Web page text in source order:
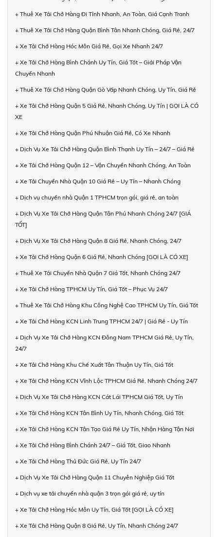
+ Thuê Xe Tải Chở Hàng Đi Tỉnh Nhanh, An Toàn, Giá Cạnh Tranh
+ Thuê Xe Tải Chở Hàng Quận Bình Tân Nhanh Chóng, Giá Rẻ, 24/7
+ Xe Tải Chở Hàng Hóc Môn Giá Rẻ, Gọi Xe Nhanh 24/7
+ Xe Tải Chở Hàng Bình Chánh Uy Tín, Giá Tốt – Giải Pháp Vận
Chuyển Nhanh
+ Thuê Xe Tải Chở Hàng Quận Gò Vấp Nhanh Chóng, Uy Tín, Giá Rẻ
+ Xe Tải Chở Hàng Quận 5 Giá Rẻ, Nhanh Chóng, Uy Tín | GỌI LÀ CÓ
XE
+ Xe Tải Chở Hàng Quận Phú Nhuận Giá Rẻ, Có Xe Nhanh
+ Dịch Vụ Xe Tải Chở Hàng Quận Bình Thạnh Uy Tín – 24/7 – Giá Rẻ
+ Xe Tải Chở Hàng Quận 12 – Vận Chuyển Nhanh Chóng, An Toàn
+ Xe Tải Chuyển Nhà Quận 10 Giá Rẻ – Uy Tín – Nhanh Chóng
+ Dịch vụ chuyển nhà Quận 1 TPHCM trọn gói, giá rẻ, an toàn
+ Dịch Vụ Xe Tải Chở Hàng Quận Tân Phú Nhanh Chóng 24/7 [GIÁ
TỐT]
+ Dịch Vụ Xe Tải Chở Hàng Quận 8 Giá Rẻ, Nhanh Chóng, 24/7
+ Xe Tải Chở Hàng Quận 6 Giá Rẻ, Nhanh Chóng [GỌI LÀ CÓ XE]
+ Thuê Xe Tải Chuyển Nhà Quận 7 Giá Tốt, Nhanh Chóng 24/7
+ Xe Tải Chở Hàng TPHCM Uy Tín, Giá Tốt – Phục Vụ 24/7
+ Thuê Xe Tải Chở Hàng Khu Công Nghệ Cao TPHCM Uy Tín, Giá Tốt
+ Xe Tải Chở Hàng KCN Linh Trung TPHCM 24/7 | Giá Rẻ - Uy Tín
+ Dịch Vụ Xe Tải Chở Hàng KCN Đông Nam TPHCM Giá Rẻ, Uy Tín,
24/7
+ Xe Tải Chở Hàng Khu Chế Xuất Tân Thuận Uy Tín, Giá Tốt
+ Xe Tải Chở Hàng KCN Vĩnh Lộc TPHCM Giá Rẻ, Nhanh Chóng 24/7
+ Dịch Vụ Xe Tải Chở Hàng KCN Cát Lái TPHCM Giá Tốt, Uy Tín
+ Xe Tải Chở Hàng KCN Tân Bình Uy Tín, Nhanh Chóng, Giá Tốt
+ Xe Tải Chở Hàng KCN Tân Tạo Giá Rẻ Uy Tín, Nhận Hàng Tận Nơi
+ Xe Tải Chở Hàng Bình Chánh 24/7 – Giá Tốt, Giao Nhanh
+ Xe Tải Chở Hàng Thủ Đức Giá Rẻ, Uy Tín 24/7
+ Dịch Vụ Xe Tải Chở Hàng Quận 11 Chuyên Nghiệp Giá Tốt
+ Dịch vụ xe tải chuyển nhà quận 3 trọn gói giá rẻ, uy tín
+ Xe Tải Chở Hàng Hóc Môn Uy Tín, Giá Tốt [GỌI LÀ CÓ XE]
+ Xe Tải Chở Hàng Quận 8 Giá Rẻ, Uy Tín, Nhanh Chóng 24/7